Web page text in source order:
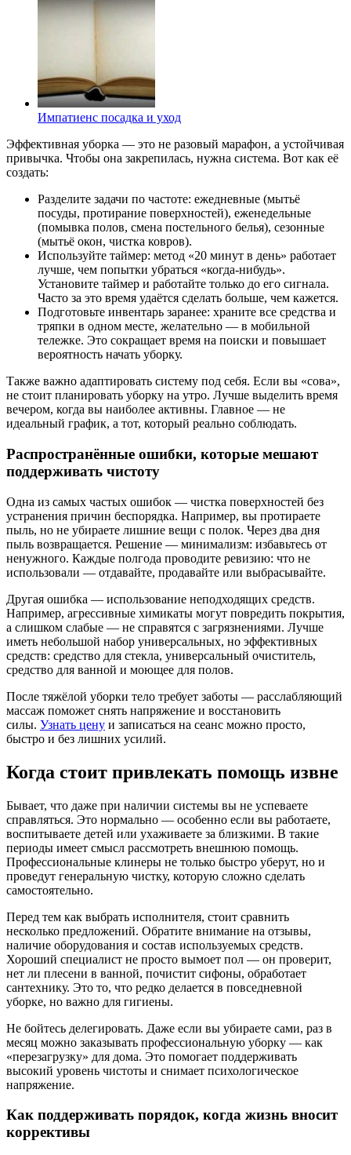
Импатиенс посадка и уход
Эффективная уборка — это не разовый марафон, а устойчивая
привычка. Чтобы она закрепилась, нужна система. Вот как её
создать:
Разделите задачи по частоте: ежедневные (мытьё
посуды, протирание поверхностей), еженедельные
(помывка полов, смена постельного белья), сезонные
(мытьё окон, чистка ковров).
Используйте таймер: метод «20 минут в день» работает
лучше, чем попытки убраться «когда-нибудь».
Установите таймер и работайте только до его сигнала.
Часто за это время удаётся сделать больше, чем кажется.
Подготовьте инвентарь заранее: храните все средства и
тряпки в одном месте, желательно — в мобильной
тележке. Это сокращает время на поиски и повышает
вероятность начать уборку.
Также важно адаптировать систему под себя. Если вы «сова»,
не стоит планировать уборку на утро. Лучше выделить время
вечером, когда вы наиболее активны. Главное — не
идеальный график, а тот, который реально соблюдать.
Распространённые ошибки, которые мешают
поддерживать чистоту
Одна из самых частых ошибок — чистка поверхностей без
устранения причин беспорядка. Например, вы протираете
пыль, но не убираете лишние вещи с полок. Через два дня
пыль возвращается. Решение — минимализм: избавьтесь от
ненужного. Каждые полгода проводите ревизию: что не
использовали — отдавайте, продавайте или выбрасывайте.
Другая ошибка — использование неподходящих средств.
Например, агрессивные химикаты могут повредить покрытия,
а слишком слабые — не справятся с загрязнениями. Лучше
иметь небольшой набор универсальных, но эффективных
средств: средство для стекла, универсальный очиститель,
средство для ванной и моющее для полов.
После тяжёлой уборки тело требует заботы — расслабляющий
массаж поможет снять напряжение и восстановить
силы. Узнать цену и записаться на сеанс можно просто,
быстро и без лишних усилий.
Когда стоит привлекать помощь извне
Бывает, что даже при наличии системы вы не успеваете
справляться. Это нормально — особенно если вы работаете,
воспитываете детей или ухаживаете за близкими. В такие
периоды имеет смысл рассмотреть внешнюю помощь.
Профессиональные клинеры не только быстро уберут, но и
проведут генеральную чистку, которую сложно сделать
самостоятельно.
Перед тем как выбрать исполнителя, стоит сравнить
несколько предложений. Обратите внимание на отзывы,
наличие оборудования и состав используемых средств.
Хороший специалист не просто вымоет пол — он проверит,
нет ли плесени в ванной, почистит сифоны, обработает
сантехнику. Это то, что редко делается в повседневной
уборке, но важно для гигиены.
Не бойтесь делегировать. Даже если вы убираете сами, раз в
месяц можно заказывать профессиональную уборку — как
«перезагрузку» для дома. Это помогает поддерживать
высокий уровень чистоты и снимает психологическое
напряжение.
Как поддерживать порядок, когда жизнь вносит
коррективы